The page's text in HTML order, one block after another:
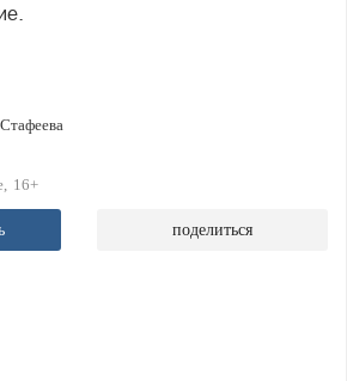
16+
поделиться